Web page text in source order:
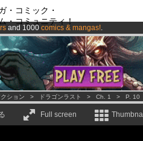
・コミック・
・コミュニティ！
and 1000 comics & mangas!.
3.95 eurosper month !Get membership
LIVE!.
クション > ドラゴンラスト > Ch. 1 > P. 10
Full screen